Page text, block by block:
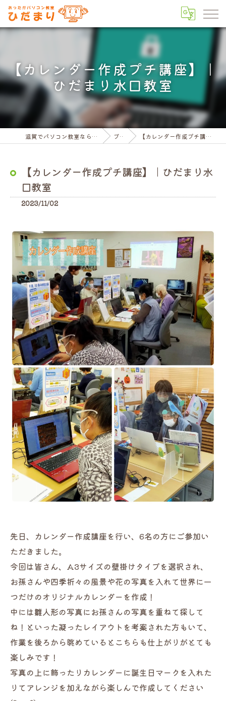
【カレンダー作成プチ講座】｜
ひだまり水口教室
滋賀でパソコン教室ならパソコン教室ひだまり ブログ 【カレンダー作成プチ講座】｜ひだまり水口教室
【カレンダー作成プチ講座】｜ひだまり水
口教室
2023/11/02
先日、カレンダー作成講座を行い、6名の方にご参加い
ただきました。
今回は皆さん、A3サイズの壁掛けタイプを選択され、
お孫さんや四季折々の風景や花の写真を入れて世界に一
つだけのオリジナルカレンダーを作成！
中には雛人形の写真にお孫さんの写真を重ねて探して
ね！といった凝ったレイアウトを考案された方もいて、
作業を後ろから眺めているとこちらも仕上がりがとても
楽しみです！
写真の上に飾ったりカレンダーに誕生日マークを入れた
りてアレンジを加えながら楽しんで作成してください